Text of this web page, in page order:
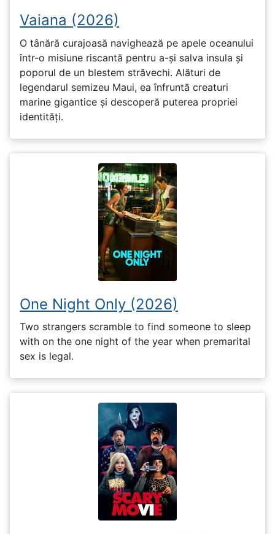
Vaiana (2026)
O tânără curajoasă navighează pe apele oceanului
într-o misiune riscantă pentru a-și salva insula și
poporul de un blestem străvechi. Alături de
legendarul semizeu Maui, ea înfruntă creaturi
marine gigantice și descoperă puterea propriei
identități.
One Night Only (2026)
Two strangers scramble to find someone to sleep
with on the one night of the year when premarital
sex is legal.